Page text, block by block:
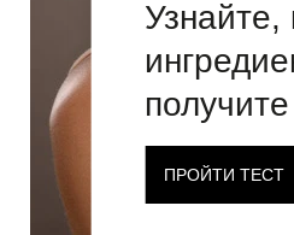
Узнайте,
ПРОЙТИ ТЕСТ